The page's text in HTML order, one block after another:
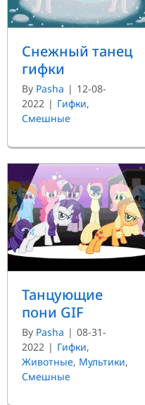
Снежный танец
гифки
By Pasha | 12-08-
2022 | Гифки,
Смешные
Танцующие
пони GIF
By Pasha | 08-31-
2022 | Гифки,
Животные, Мультики,
Смешные